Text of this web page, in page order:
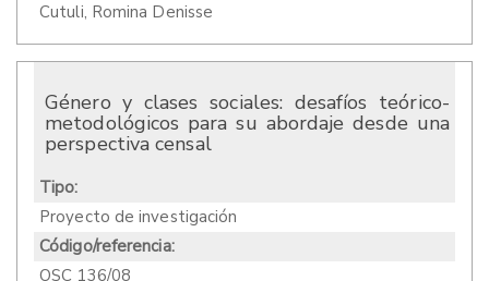
Cutuli, Romina Denisse
Género y clases sociales: desafíos teórico-
metodológicos para su abordaje desde una
perspectiva censal
Tipo:
Proyecto de investigación
Código/referencia:
OSC 136/08